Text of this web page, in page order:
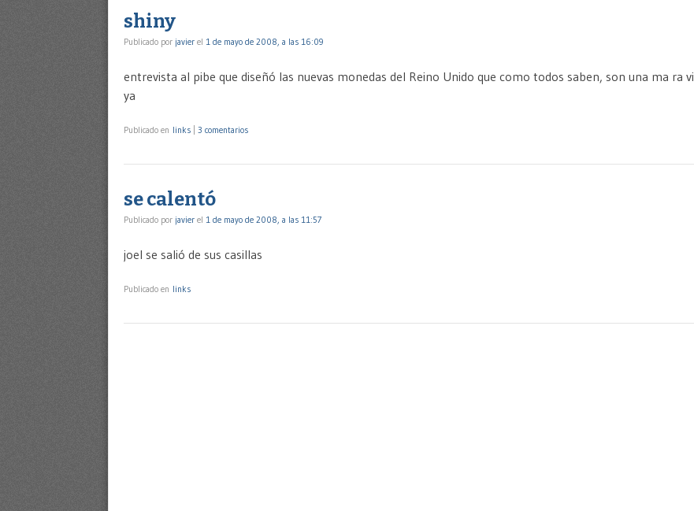
shiny
Publicado por javier el 1 de mayo de 2008, a las 16:09
entrevista al pibe que diseñó las nuevas monedas del Reino Unido que como todos saben, son una ma ra vi
ya
Publicado en links 3 comentarios
se calentó
Publicado por javier el 1 de mayo de 2008, a las 11:57
joel se salió de sus casillas
Publicado en links